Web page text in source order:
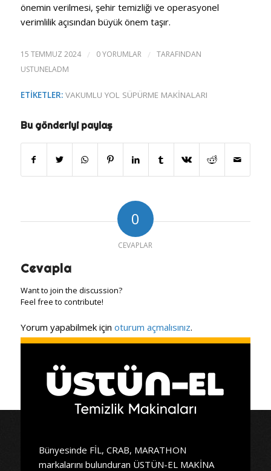
önemin verilmesi, şehir temizliği ve operasyonel
verimlilik açısından büyük önem taşır.
15 TEMMUZ 2024 / 0 YORUMLAR /
TARAFINDAN
USTUNELADM
ETIKETLER: VAKUMLU YOL SÜPÜRME MAKINALARI
Bu gönderiyi paylaş
0
CEVAPLAR
Cevapla
Want to join the discussion?
Feel free to contribute!
Yorum yapabilmek için oturum açmalısınız.
Bünyesinde FİL, CRAB, MARATHON
markalarını bulunduran ÜSTÜN-EL MAKİNA